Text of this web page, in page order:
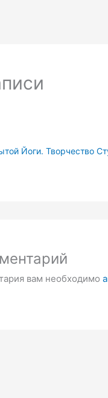
Йоги. Творчество
вам необходимо